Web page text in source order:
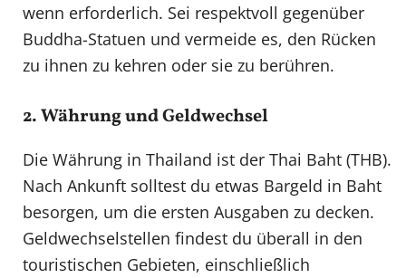
wenn erforderlich. Sei respektvoll gegenüber
Buddha-Statuen und vermeide es, den Rücken
zu ihnen zu kehren oder sie zu berühren.
2. Währung und Geldwechsel
Die Währung in Thailand ist der Thai Baht (THB).
Nach Ankunft solltest du etwas Bargeld in Baht
besorgen, um die ersten Ausgaben zu decken.
Geldwechselstellen findest du überall in den
touristischen Gebieten, einschließlich